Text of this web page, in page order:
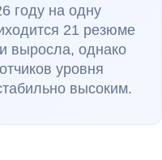
году на одну
21 резюме
выросла, однако
уровня
высоким.